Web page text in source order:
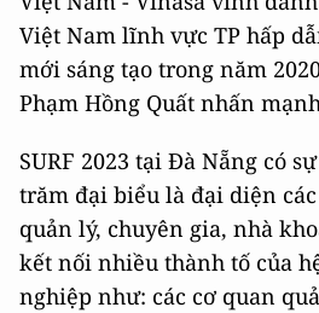
Việt Nam lĩnh vực TP hấp
mới sáng tạo trong năm
Phạm Hồng Quất nhấn
SURF 2023 tại Đà Nẵng có
trăm đại biểu là đại diện
quản lý, chuyên gia, nhà
kết nối nhiều thành tố của
nghiệp như: các cơ quan